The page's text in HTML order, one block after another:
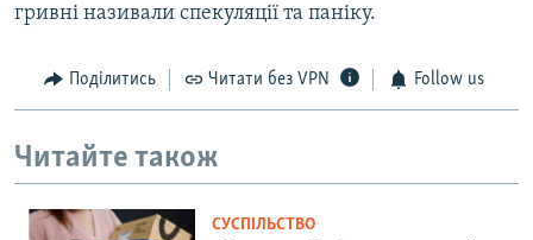
гривні називали спекуляції та паніку.
Поділитись Читати без VPN Follow us
Читайте також
СУСПІЛЬСТВО